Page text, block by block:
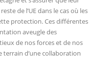
de l’UE dans le cas où les
protection. Ces différentes
aveugle des
de nos forces et de nos
terrain d’une collaboration